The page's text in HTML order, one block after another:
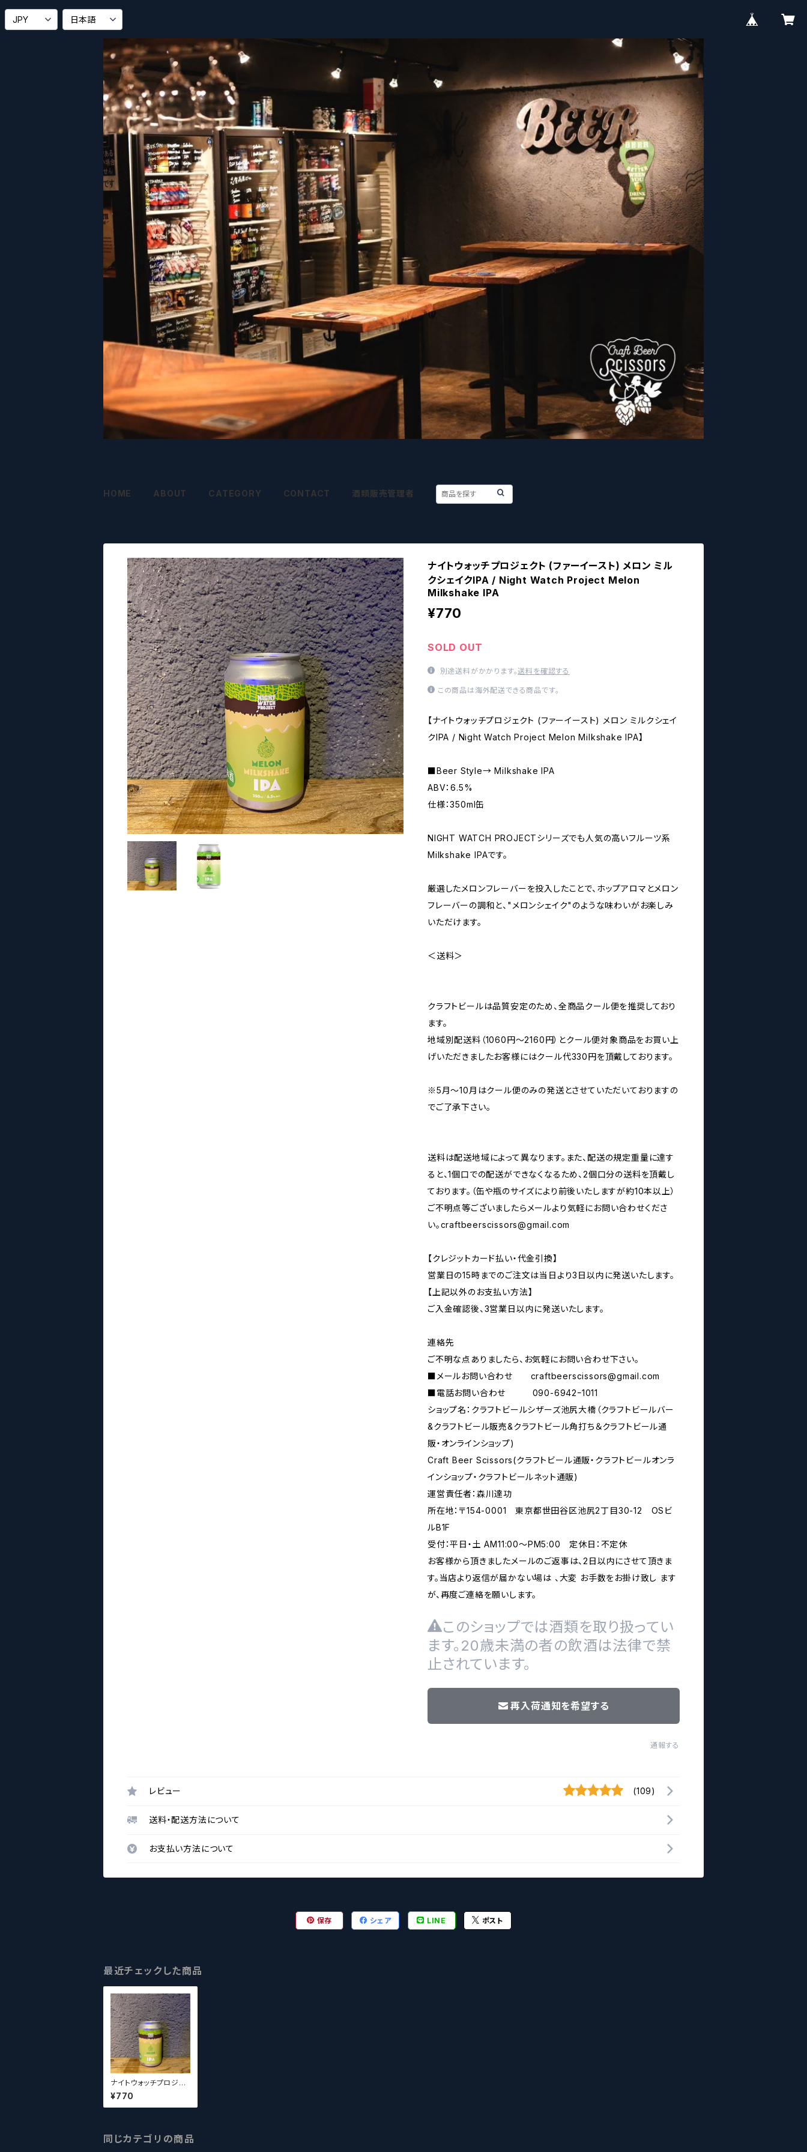
HOME ABOUT CATEGORY CONTACT 酒類販売管理者
ナイトウォッチプロジェクト (ファーイースト) メロン ミル
クシェイクIPA / Night Watch Project Melon
Milkshake IPA
¥770
SOLD OUT
別途送料がかかります。送料を確認する
この商品は海外配送できる商品です。
【ナイトウォッチプロジェクト (ファーイースト) メロン ミルクシェイ
クIPA / Night Watch Project Melon Milkshake IPA】
■Beer Style→ Milkshake IPA
ABV：6.5%
仕様：350ml缶
NIGHT WATCH PROJECTシリーズでも人気の高いフルーツ系
Milkshake IPAです。
厳選したメロンフレーバーを投入したことで、ホップアロマとメロン
フレーバーの調和と、"メロンシェイク"のような味わいがお楽しみ
いただけます。
＜送料＞
クラフトビールは品質安定のため、全商品クール便を推奨しており
ます。
地域別配送料（1060円～2160円）とクール便対象商品をお買い上
げいただきましたお客様にはクール代330円を頂戴しております。
※5月～10月はクール便のみの発送とさせていただいておりますの
でご了承下さい。
送料は配送地域によって異なります。また、配送の規定重量に達す
ると、1個口での配送ができなくなるため、2個口分の送料を頂戴し
ております。（缶や瓶のサイズにより前後いたしますが約10本以上）
ご不明点等ございましたらメールより気軽にお問い合わせくださ
い。craftbeerscissors@gmail.com
【クレジットカード払い・代金引換】
営業日の15時までのご注文は当日より3日以内に発送いたします。
【上記以外のお支払い方法】
ご入金確認後、3営業日以内に発送いたします。
連絡先
ご不明な点ありましたら、お気軽にお問い合わせ下さい。
■メールお問い合わせ craftbeerscissors@gmail.com
■電話お問い合わせ 090-6942ｰ1011
ショップ名：クラフトビールシザーズ池尻大橋（クラフトビールバー
&クラフトビール販売&クラフトビール角打ち＆クラフトビール通
販・オンラインショップ)
Craft Beer Scissors(クラフトビール通販・クラフトビールオンラ
インショップ・クラフトビールネット通販)
運営責任者：森川達功
所在地：〒154-0001 東京都世田谷区池尻2丁目30-12 OSビ
ルB1F
受付：平日・土 AM11:00～PM5:00 定休日：不定休
お客様から頂きましたメールのご返事は、2日以内にさせて頂きま
す。当店より返信が届かない場は 、大変 お手数をお掛け致し ます
が、再度ご連絡を願いします。
このショップでは酒類を取り扱ってい
ます。20歳未満の者の飲酒は法律で禁
止されています。
再入荷通知を希望する
通報する
レビュー (109)
送料・配送方法について
お支払い方法について
保存 シェア LINE ポスト
最近チェックした商品
ナイトウォッチプロジェ
クト (ファーイースト) メ
ロン ミルクシェイクIPA
/ Night Watch Proje
¥770
同じカテゴリの商品